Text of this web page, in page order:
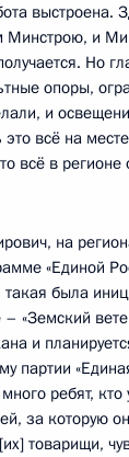
выстроена.
Минстрою, и
Но
опоры,
и
это всё на
всё в регионе
на
«Единой
такая была
– «Земский
и
партии
ребят,
за которую
товарищи,